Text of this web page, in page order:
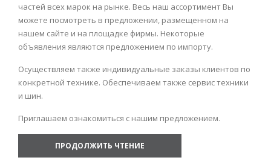
частей всех марок на рынке. Весь наш ассортимент Вы
можете посмотреть в предложении, размещенном на
нашем сайте и на площадке фирмы. Некоторые
объявления являются предложением по импорту.
Осуществляем также индивидуальные заказы клиентов по
конкретной технике. Обеспечиваем также сервис техники
и шин.
Приглашаем ознакомиться с нашим предложением.
ПРОДОЛЖИТЬ ЧТЕНИЕ